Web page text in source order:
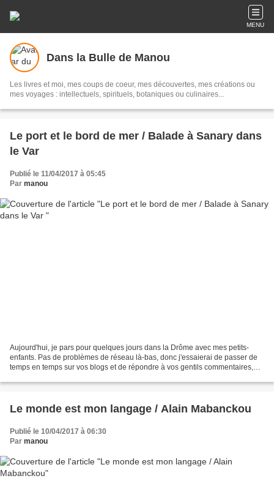
MENU
Dans la Bulle de Manou
Les livres et moi, mes coups de coeur, mes découvertes, mes créations ou
mes voyages : intellectuels, spirituels, botaniques ou culinaires...
Le port et le bord de mer / Balade à Sanary dans
le Var
Publié le 11/04/2017 à 05:45
Par manou
Aujourd'hui, je pars pour quelques jours dans la Drôme avec mes petits-
enfants. Pas de problèmes de réseau là-bas, donc j'essaierai de passer de
temps en temps sur vos blogs et de répondre à vos gentils commentaires,
Le monde est mon langage / Alain Mabanckou
Publié le 10/04/2017 à 06:30
Par manou